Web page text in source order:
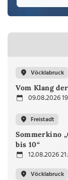
Vöcklabruck
Vom Klang
09.08.2026
Freistadt
Sommerkino
bis 10“
12.08.2026
Vöcklabruck